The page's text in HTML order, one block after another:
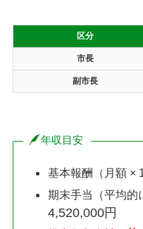
区分
市長
副市長
年収目安
基本報酬（月額 ×
期末手当（平均的
4,520,000円